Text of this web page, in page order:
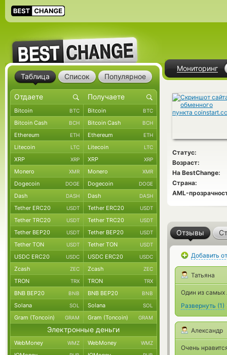
Мониторинг
Статус:
Возраст:
На BestChange:
Страна:
AML-
Отзывы
Добавить
Татьяна
Один из самых
Развернуть (1)
Александр
Очень
Таблица Список Популярное
Bitcoin BTC Bitcoin BTC
Bitcoin Cash BCH Bitcoin Cash BCH
Ethereum ETH Ethereum ETH
Litecoin LTC Litecoin LTC
XRP XRP XRP XRP
Monero XMR Monero XMR
Dogecoin DOGE Dogecoin DOGE
Dash DASH Dash DASH
Tether ERC20 USDT Tether ERC20 USDT
Tether TRC20 USDT Tether TRC20 USDT
Tether BEP20 USDT Tether BEP20 USDT
Tether TON USDT Tether TON USDT
USDC ERC20 USDC USDC ERC20 USDC
Zcash ZEC Zcash ZEC
TRON TRX TRON TRX
BNB BEP20 BNB BNB BEP20 BNB
Solana SOL Solana SOL
Gram (Toncoin) GRAM Gram (Toncoin) GRAM
Электронные деньги
WebMoney WMZ WebMoney WMZ